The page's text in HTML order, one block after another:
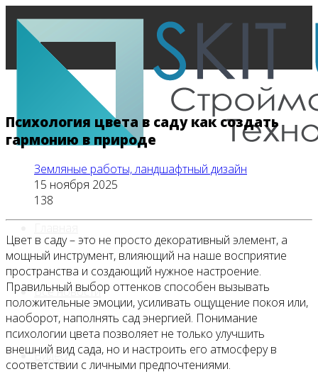
Все новости
Видео
Психология цвета в саду как создать
гармонию в природе
Земляные работы, ландшафтный дизайн
15 ноября 2025
138
Цвет в саду – это не просто декоративный элемент, а
мощный инструмент, влияющий на наше восприятие
пространства и создающий нужное настроение.
Правильный выбор оттенков способен вызывать
положительные эмоции, усиливать ощущение покоя или,
наоборот, наполнять сад энергией. Понимание
психологии цвета позволяет не только улучшить
внешний вид сада, но и настроить его атмосферу в
соответствии с личными предпочтениями.